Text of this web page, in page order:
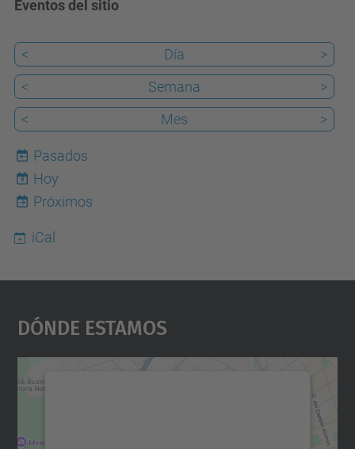
Eventos del sitio
< Día
>
<
Semana
>
<
Mes >
Pasados
8
Hoy
Próximos
iCal
Dónde Estamos